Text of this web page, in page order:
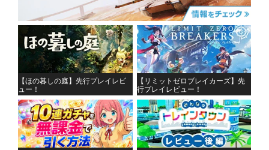
【ほの暮しの庭】先行プレイレビ
ュー！
【リミットゼロブレイカーズ】先
行プレイレビュー！